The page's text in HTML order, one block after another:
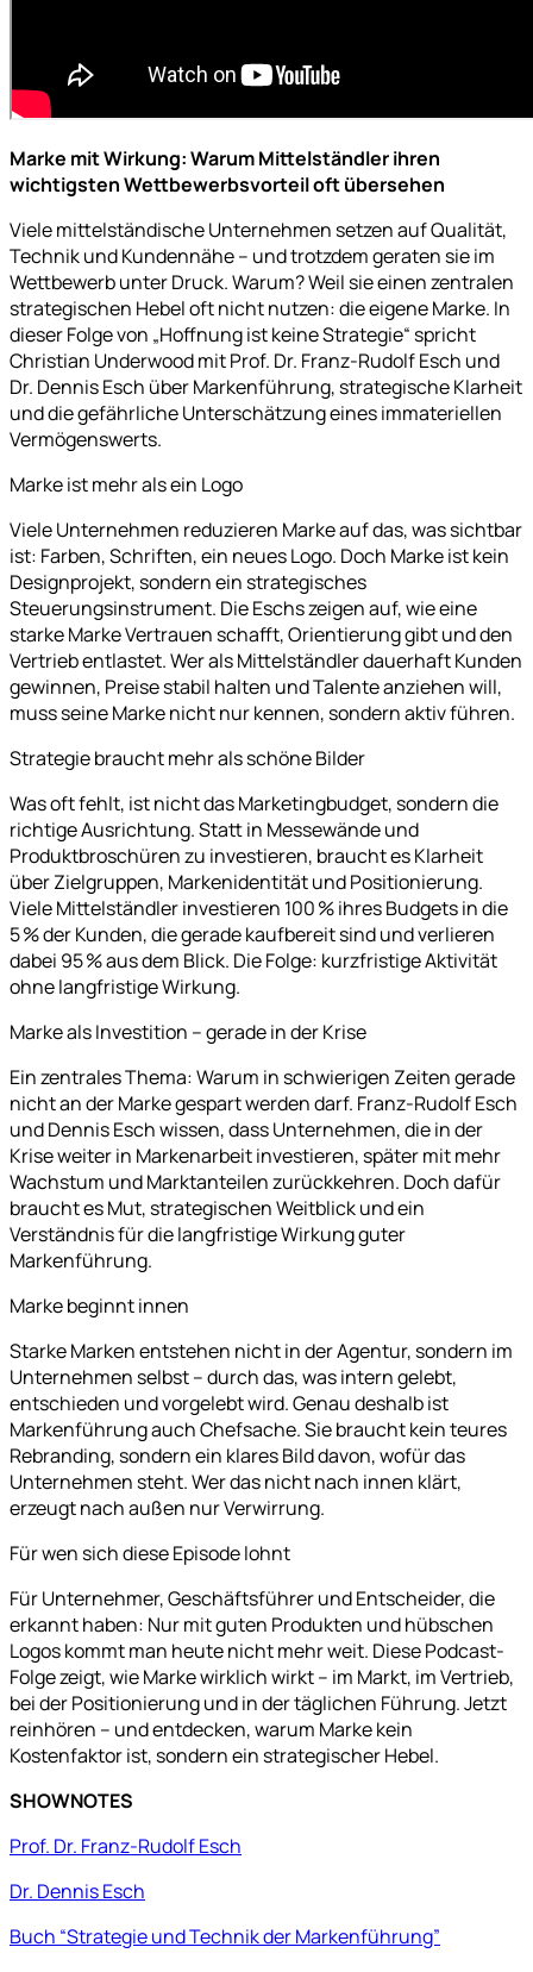
Marke mit Wirkung: Warum Mittelständler ihren
wichtigsten Wettbewerbsvorteil oft übersehen
Viele mittelständische Unternehmen setzen auf Qualität,
Technik und Kundennähe – und trotzdem geraten sie im
Wettbewerb unter Druck. Warum? Weil sie einen zentralen
strategischen Hebel oft nicht nutzen: die eigene Marke. In
dieser Folge von „Hoffnung ist keine Strategie“ spricht
Christian Underwood mit Prof. Dr. Franz-Rudolf Esch und
Dr. Dennis Esch über Markenführung, strategische Klarheit
und die gefährliche Unterschätzung eines immateriellen
Vermögenswerts.
Marke ist mehr als ein Logo
Viele Unternehmen reduzieren Marke auf das, was sichtbar
ist: Farben, Schriften, ein neues Logo. Doch Marke ist kein
Designprojekt, sondern ein strategisches
Steuerungsinstrument. Die Eschs zeigen auf, wie eine
starke Marke Vertrauen schafft, Orientierung gibt und den
Vertrieb entlastet. Wer als Mittelständler dauerhaft Kunden
gewinnen, Preise stabil halten und Talente anziehen will,
muss seine Marke nicht nur kennen, sondern aktiv führen.
Strategie braucht mehr als schöne Bilder
Was oft fehlt, ist nicht das Marketingbudget, sondern die
richtige Ausrichtung. Statt in Messewände und
Produktbroschüren zu investieren, braucht es Klarheit
über Zielgruppen, Markenidentität und Positionierung.
Viele Mittelständler investieren 100 % ihres Budgets in die
5 % der Kunden, die gerade kaufbereit sind und verlieren
dabei 95 % aus dem Blick. Die Folge: kurzfristige Aktivität
ohne langfristige Wirkung.
Marke als Investition – gerade in der Krise
Ein zentrales Thema: Warum in schwierigen Zeiten gerade
nicht an der Marke gespart werden darf. Franz-Rudolf Esch
und Dennis Esch wissen, dass Unternehmen, die in der
Krise weiter in Markenarbeit investieren, später mit mehr
Wachstum und Marktanteilen zurückkehren. Doch dafür
braucht es Mut, strategischen Weitblick und ein
Verständnis für die langfristige Wirkung guter
Markenführung.
Marke beginnt innen
Starke Marken entstehen nicht in der Agentur, sondern im
Unternehmen selbst – durch das, was intern gelebt,
entschieden und vorgelebt wird. Genau deshalb ist
Markenführung auch Chefsache. Sie braucht kein teures
Rebranding, sondern ein klares Bild davon, wofür das
Unternehmen steht. Wer das nicht nach innen klärt,
erzeugt nach außen nur Verwirrung.
Für wen sich diese Episode lohnt
Für Unternehmer, Geschäftsführer und Entscheider, die
erkannt haben: Nur mit guten Produkten und hübschen
Logos kommt man heute nicht mehr weit. Diese Podcast-
Folge zeigt, wie Marke wirklich wirkt – im Markt, im Vertrieb,
bei der Positionierung und in der täglichen Führung. Jetzt
reinhören – und entdecken, warum Marke kein
Kostenfaktor ist, sondern ein strategischer Hebel.
SHOWNOTES
Prof. Dr. Franz-Rudolf Esch
Dr. Dennis Esch
Buch “Strategie und Technik der Markenführung”